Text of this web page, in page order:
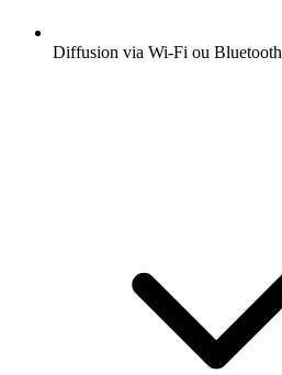
Diffusion via Wi-Fi ou Bluetooth